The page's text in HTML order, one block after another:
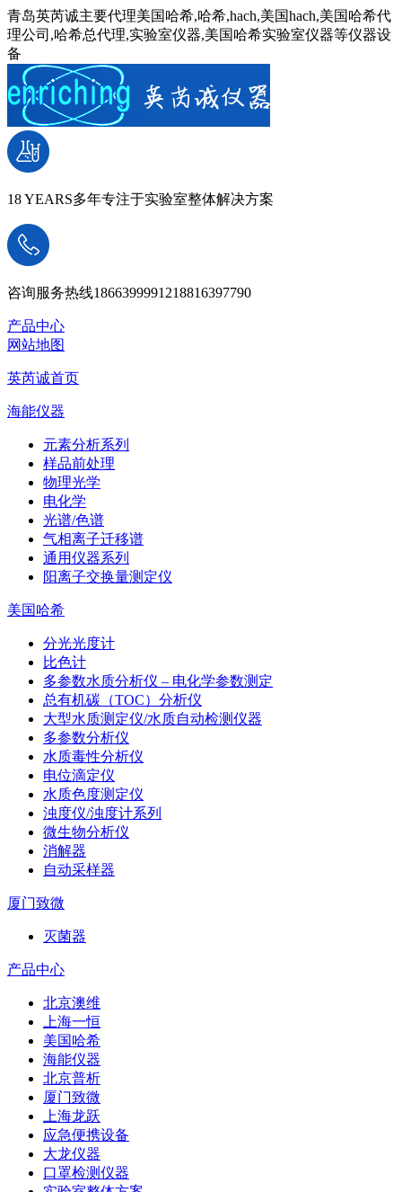
青岛英芮诚主要代理美国哈希,哈希,hach,美国hach,美国哈希代
理公司,哈希总代理,实验室仪器,美国哈希实验室仪器等仪器设
备
18 YEARS多年专注于实验室整体解决方案
咨询服务热线1866399991218816397790
产品中心
网站地图
英芮诚首页
海能仪器
元素分析系列
样品前处理
物理光学
电化学
光谱/色谱
气相离子迁移谱
通用仪器系列
阳离子交换量测定仪
美国哈希
分光光度计
比色计
多参数水质分析仪 – 电化学参数测定
总有机碳（TOC）分析仪
大型水质测定仪/水质自动检测仪器
多参数分析仪
水质毒性分析仪
电位滴定仪
水质色度测定仪
浊度仪/浊度计系列
微生物分析仪
消解器
自动采样器
厦门致微
灭菌器
产品中心
北京澳维
上海一恒
美国哈希
海能仪器
北京普析
厦门致微
上海龙跃
应急便携设备
大龙仪器
口罩检测仪器